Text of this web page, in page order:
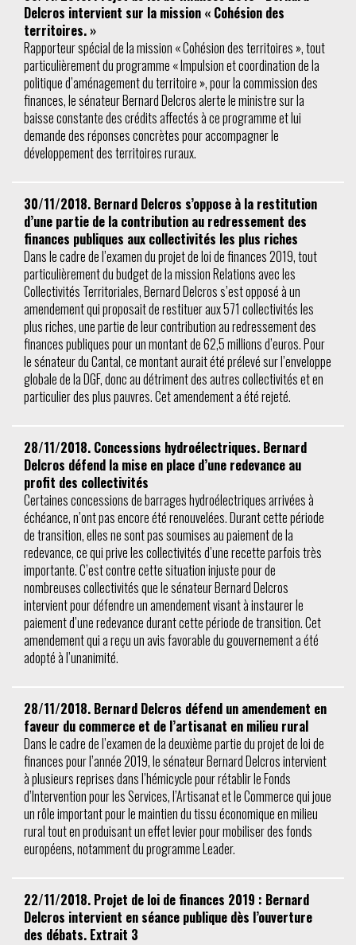
Delcros intervient sur la mission « Cohésion des
territoires. »
Rapporteur spécial de la mission « Cohésion des territoires », tout
particulièrement du programme « Impulsion et coordination de la
politique d’aménagement du territoire », pour la commission des
finances, le sénateur Bernard Delcros alerte le ministre sur la
baisse constante des crédits affectés à ce programme et lui
demande des réponses concrètes pour accompagner le
développement des territoires ruraux.
30/11/2018. Bernard Delcros s’oppose à la restitution
d’une partie de la contribution au redressement des
finances publiques aux collectivités les plus riches
Dans le cadre de l’examen du projet de loi de finances 2019, tout
particulièrement du budget de la mission Relations avec les
Collectivités Territoriales, Bernard Delcros s’est opposé à un
amendement qui proposait de restituer aux 571 collectivités les
plus riches, une partie de leur contribution au redressement des
finances publiques pour un montant de 62,5 millions d’euros. Pour
le sénateur du Cantal, ce montant aurait été prélevé sur l’enveloppe
globale de la DGF, donc au détriment des autres collectivités et en
particulier des plus pauvres. Cet amendement a été rejeté.
28/11/2018. Concessions hydroélectriques. Bernard
Delcros défend la mise en place d’une redevance au
profit des collectivités
Certaines concessions de barrages hydroélectriques arrivées à
échéance, n’ont pas encore été renouvelées. Durant cette période
de transition, elles ne sont pas soumises au paiement de la
redevance, ce qui prive les collectivités d’une recette parfois très
importante. C’est contre cette situation injuste pour de
nombreuses collectivités que le sénateur Bernard Delcros
intervient pour défendre un amendement visant à instaurer le
paiement d’une redevance durant cette période de transition. Cet
amendement qui a reçu un avis favorable du gouvernement a été
adopté à l’unanimité.
28/11/2018. Bernard Delcros défend un amendement en
faveur du commerce et de l’artisanat en milieu rural
Dans le cadre de l’examen de la deuxième partie du projet de loi de
finances pour l’année 2019, le sénateur Bernard Delcros intervient
à plusieurs reprises dans l’hémicycle pour rétablir le Fonds
d’Intervention pour les Services, l’Artisanat et le Commerce qui joue
un rôle important pour le maintien du tissu économique en milieu
rural tout en produisant un effet levier pour mobiliser des fonds
européens, notamment du programme Leader.
22/11/2018. Projet de loi de finances 2019 : Bernard
Delcros intervient en séance publique dès l’ouverture
des débats. Extrait 3